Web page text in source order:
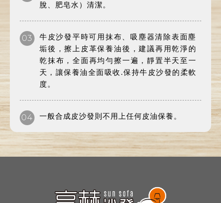
脫、肥皂水）清潔。
03
牛皮沙發平時可用抹布、吸塵器清除表面塵
垢後，擦上皮革保養油後，建議再用乾淨的
乾抹布，全面再均勻擦一遍，靜置半天至一
天，讓保養油全面吸收.保持牛皮沙發的柔軟
度。
04 一般合成皮沙發則不用上任何皮油保養。